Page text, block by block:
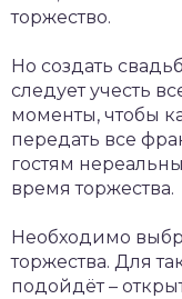
торжество.
Но создать
следует учесть
моменты, чтобы
передать все
гостям
время торжества.
Необходимо
торжества. Для
подойдёт –